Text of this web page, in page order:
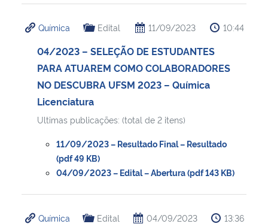
Química Edital 11/09/2023 10:44
04/2023 – SELEÇÃO DE ESTUDANTES
PARA ATUAREM COMO COLABORADORES
NO DESCUBRA UFSM 2023 – Química
Licenciatura
Ultimas publicações: (total de 2 itens)
11/09/2023 – Resultado Final – Resultado
(pdf 49 KB)
04/09/2023 – Edital – Abertura (pdf 143 KB)
Química Edital 04/09/2023 13:36